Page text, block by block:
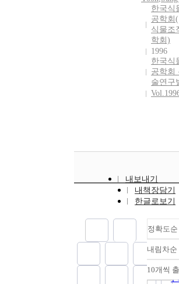
한국식
공학회
식물조
학회)
1996
한국식
공학회
술연구
내보내기
내책장담기
한글로보기
정확도순
내림차순
10개씩